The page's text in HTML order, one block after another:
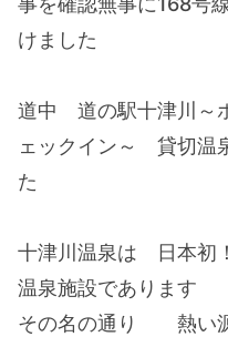
けました
道中 道の駅十津川～
ェックイン～ 貸切温
た
十津川温泉は 日本初
温泉施設であります
その名の通り 熱い